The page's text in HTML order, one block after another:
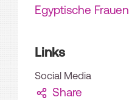
Egyptische Frauen
Links
Social Media
Share